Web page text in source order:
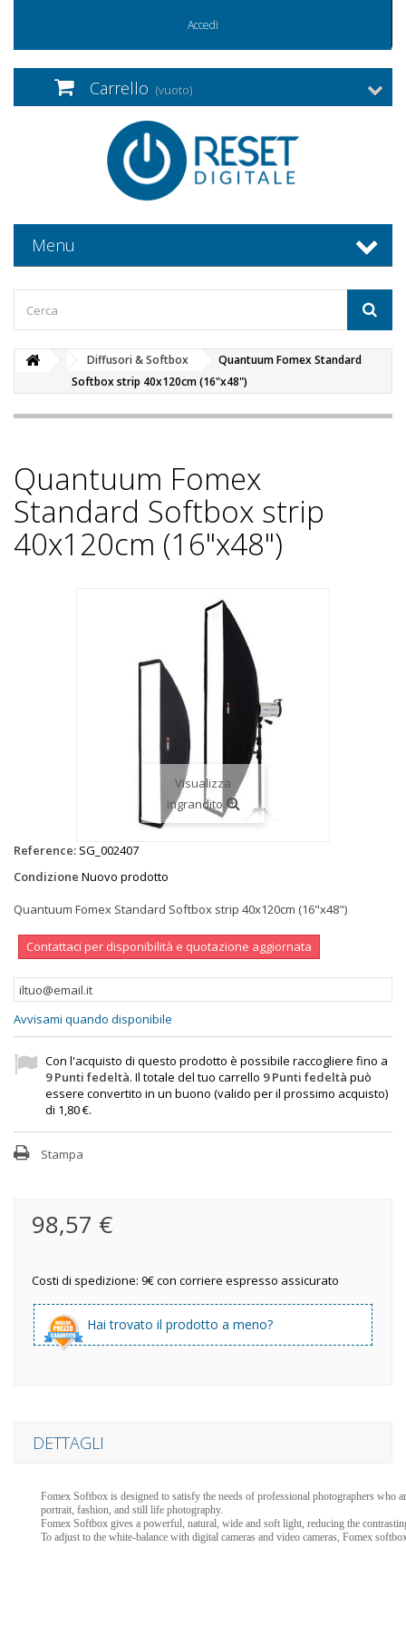
Accedi
Carrello (vuoto)
Menu
Diffusori & Softbox
Quantuum Fomex Standard
Softbox strip 40x120cm (16"x48")
Quantuum Fomex
Standard Softbox strip
40x120cm (16"x48")
Visualizza
ingrandito
Reference: SG_002407
Condizione Nuovo prodotto
Quantuum Fomex Standard Softbox strip 40x120cm (16"x48")
Contattaci per disponibilità e quotazione aggiornata
Avvisami quando disponibile
Con l'acquisto di questo prodotto è possibile raccogliere fino a
9Punti fedeltà. Il totale del tuo carrello 9Punti fedeltà può
essere convertito in un buono (valido per il prossimo acquisto)
di 1,80 €.
Stampa
98,57 €
Costi di spedizione: 9€ con corriere espresso assicurato
Hai trovato il prodotto a meno?
DETTAGLI
Fomex Softbox is designed to satisfy the needs of professional photographers who
portrait, fashion, and still life photography.
Fomex Softbox gives a powerful, natural, wide and soft light, reducing the
To adjust to the white-balance with digital cameras and video cameras, Fomex